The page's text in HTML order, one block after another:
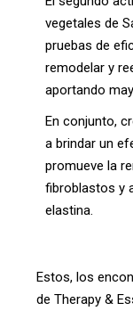
vegetales de
pruebas de
remodelar y
aportando
En conjunto,
a brindar un
promueve la
fibroblastos y
elastina.
Estos, los
de Therapy &